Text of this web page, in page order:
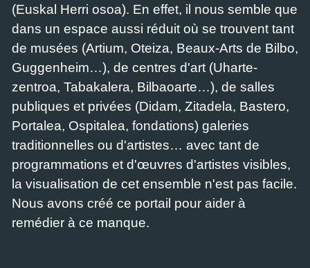
(Euskal Herri osoa). En effet, il nous semble que
dans un espace aussi réduit où se trouvent tant
de musées (Artium, Oteiza, Beaux-Arts de Bilbo,
Guggenheim…), de centres d'art (Uharte-
zentroa, Tabakalera, Bilbaoarte…), de salles
publiques et privées (Didam, Zitadela, Bastero,
Portalea, Ospitalea, fondations) galeries
traditionnelles ou d'artistes… avec tant de
programmations et d'œuvres d'artistes visibles,
la visualisation de cet ensemble n'est pas facile.
Nous avons créé ce portail pour aider à
remédier à ce manque.